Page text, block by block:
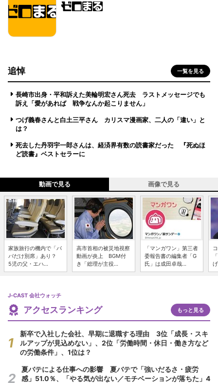
追悼 一覧を見る
長崎市出身・平和訴えた美輪明宏さん死去 ラストメッセージでも
訴え「愛があれば 戦争なんか起こりません」
つげ義春さんと白土三平さん カリスマ漫画家、二人の「違い」と
は？
死去した丹羽宇一郎さんは、経済界有数の読書家だった 『死ぬほ
ど読書』ベストセラーに
動画で見る 画像で見る
家族旅行の機内で「パ
パだけ別席」あり？
5児の父・エハ...
高市首相の被災地視察
動画が炎上 BGM付
き「総理が主役...
「マンガワン」第三者
委報告書の編集者「G
氏」は成田卓哉...
J-CAST 会社ウォッチ
アクセスランキング もっと見る
新卒で入社した会社、早期に退職する理由 3位「成長・スキ
ルアップが見込めない」、2位「労働時間・休日・働き方など
の労働条件」、1位は？
夏バテによる仕事への影響 夏バテで「強いだるさ・疲労
感」51.0％、「やる気が出ない／モチベーションが落ちた」4